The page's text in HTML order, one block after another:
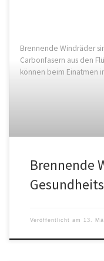
Brennende Windräder
Carbonfasern aus den
können beim Einatmen
Brennende
Veröffentlicht am 13.